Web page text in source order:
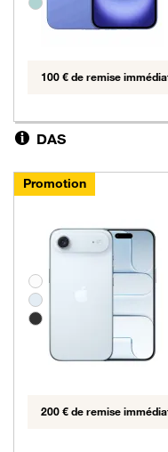
100 € de remise
DAS
Promotion
Groupe de couleurs
200 € de remise